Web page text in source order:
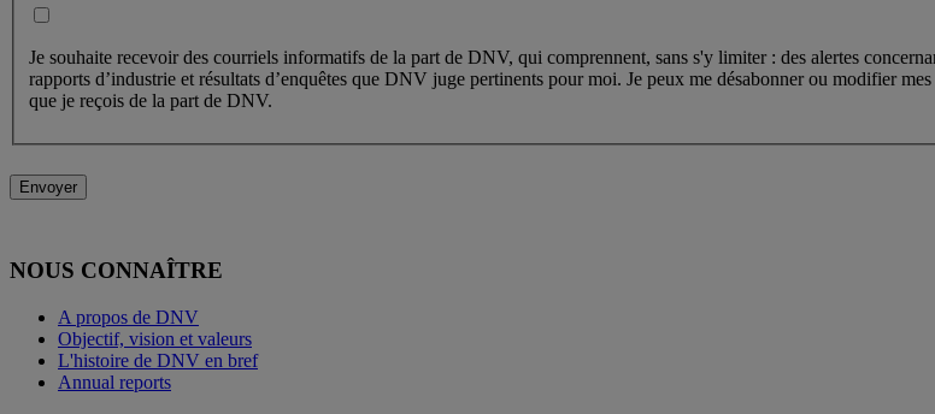
Je souhaite recevoir des courriels informatifs de la part de DNV, qui comprennent, sans s'y limiter : des alertes
rapports d’industrie et résultats d’enquêtes que DNV juge pertinents pour moi. Je peux me désabonner ou modifier
que je reçois de la part de DNV.
Envoyer
NOUS CONNAÎTRE
A propos de DNV
Objectif, vision et valeurs
L'histoire de DNV en bref
Annual reports